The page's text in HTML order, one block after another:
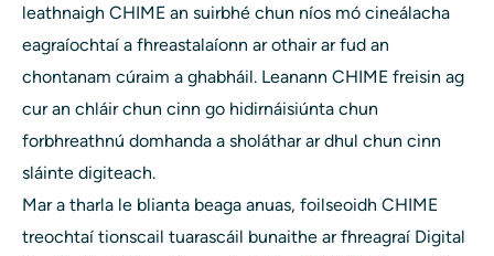
leathnaigh CHIME an suirbhé chun níos mó cineálacha
eagraíochtaí a fhreastalaíonn ar othair ar fud an
chontanam cúraim a ghabháil. Leanann CHIME freisin ag
cur an chláir chun cinn go hidirnáisiúnta chun
forbhreathnú domhanda a sholáthar ar dhul chun cinn
sláinte digiteach.
Mar a tharla le blianta beaga anuas, foilseoidh CHIME
treochtaí tionscail tuarascáil bunaithe ar fhreagraí Digital